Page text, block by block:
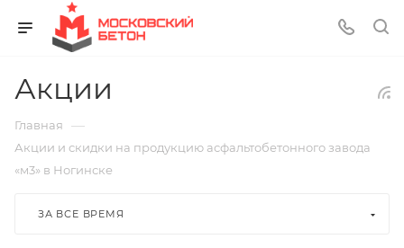
Акции
Главная —
Акции и скидки на продукцию асфальтобетонного завода
«м3» в Ногинске
ЗА ВСЕ ВРЕМЯ